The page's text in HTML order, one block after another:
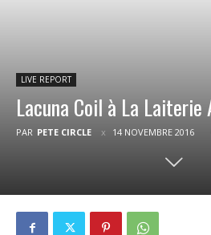
LIVE REPORT
Lacuna Coil à La
PAR PETE CIRCLE 14 NOVEMBRE 2016